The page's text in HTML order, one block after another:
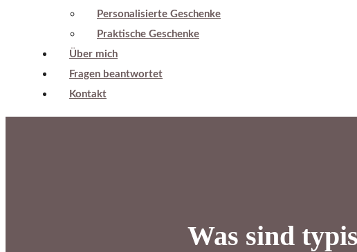
Personalisierte Geschenke
Praktische Geschenke
Über mich
Fragen beantwortet
Kontakt
Was sind